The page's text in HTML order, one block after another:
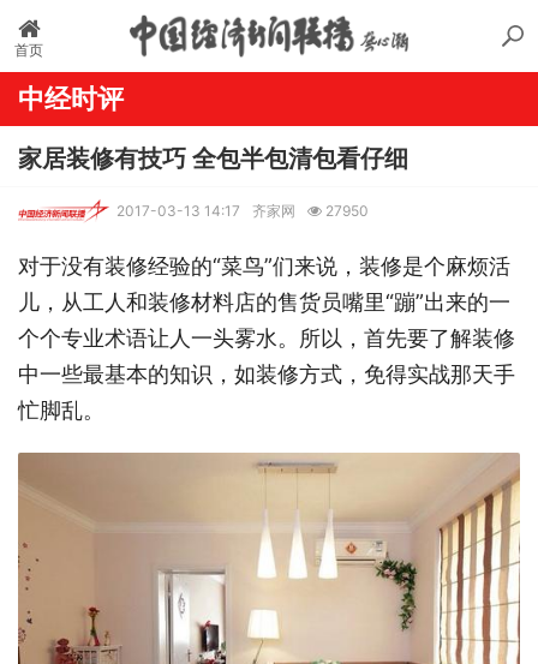
首页
中经时评
家居装修有技巧 全包半包清包看仔细
2017-03-13 14:17 齐家网 27950
对于没有装修经验的“菜鸟”们来说，装修是个麻烦活
儿，从工人和装修材料店的售货员嘴里“蹦”出来的一
个个专业术语让人一头雾水。所以，首先要了解装修
中一些最基本的知识，如装修方式，免得实战那天手
忙脚乱。